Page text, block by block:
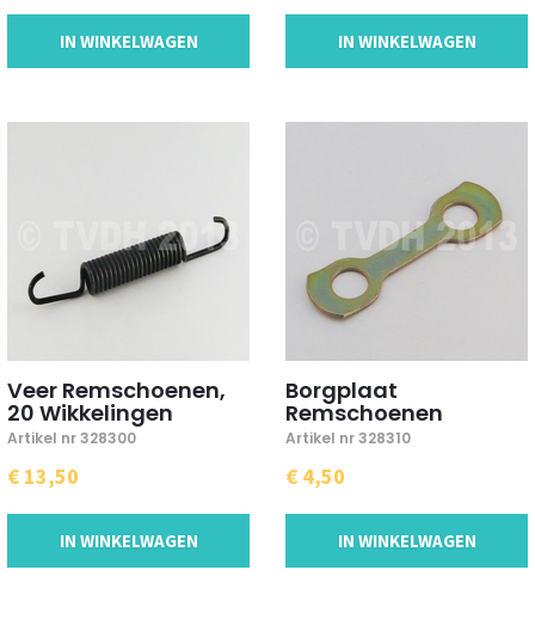
IN WINKELWAGEN IN WINKELWAGEN
Veer Remschoenen,
20 Wikkelingen
Artikel nr 328300
€ 13,50
IN WINKELWAGEN
Borgplaat
Remschoenen
Artikel nr 328310
€ 4,50
IN WINKELWAGEN